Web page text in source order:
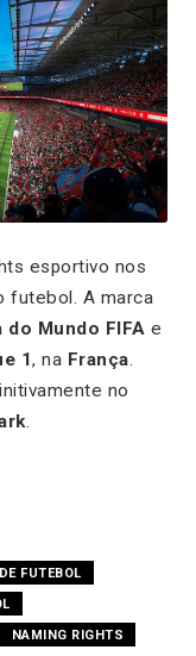
esportivo nos
futebol. A marca
Mundo FIFA e
1, na França.
no
.
FUTEBOL
NAMING RIGHTS